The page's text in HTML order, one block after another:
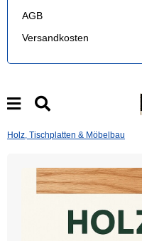
AGB
Versandkosten
Holz, Tischplatten & Möbelbau